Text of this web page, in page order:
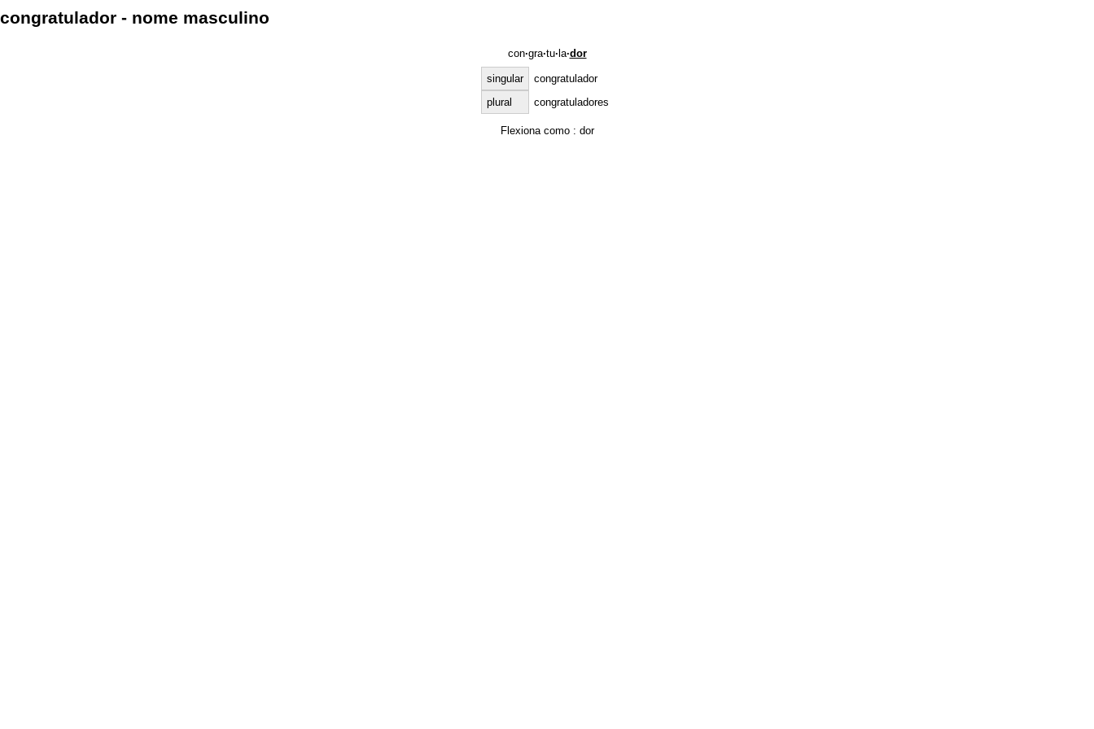
congratulador - nome masculino
con·gra·tu· la·dor
singular
congratulador
plural
congratuladores
Flexiona como : dor